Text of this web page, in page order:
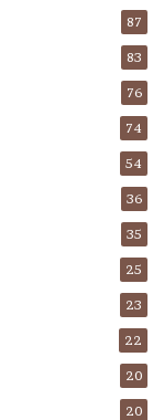
87
83
76
74
54
36
35
25
23
22
20
20